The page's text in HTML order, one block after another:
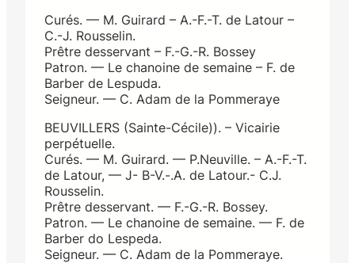
Curés. — M. Guirard – A.-F.-T. de Latour –
C.-J. Rousselin.
Prêtre desservant – F.-G.-R. Bossey
Patron. — Le chanoine de semaine – F. de
Barber de Lespuda.
Seigneur. — C. Adam de la Pommeraye
BEUVILLERS (Sainte-Cécile)). – Vicairie
perpétuelle.
Curés. — M. Guirard. — P.Neuville. – A.-F.-T.
de Latour, — J- B-V.-.A. de Latour.- C.J.
Rousselin.
Prêtre desservant. — F.-G.-R. Bossey.
Patron. — Le chanoine de semaine. — F. de
Barber do Lespeda.
Seigneur. — C. Adam de la Pommeraye.